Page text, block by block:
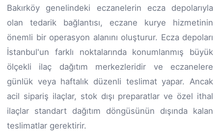
Bakırköy genelindeki eczanelerin ecza depolarıyla
olan tedarik bağlantısı, eczane kurye hizmetinin
önemli bir operasyon alanını oluşturur. Ecza depoları
İstanbul'un farklı noktalarında konumlanmış büyük
ölçekli ilaç dağıtım merkezleridir ve eczanelere
günlük veya haftalık düzenli teslimat yapar. Ancak
acil sipariş ilaçlar, stok dışı preparatlar ve özel ithal
ilaçlar standart dağıtım döngüsünün dışında kalan
teslimatlar gerektirir.